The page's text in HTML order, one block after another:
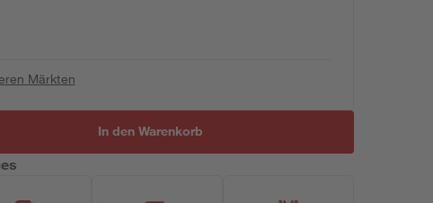
Märkten
In den Warenkorb